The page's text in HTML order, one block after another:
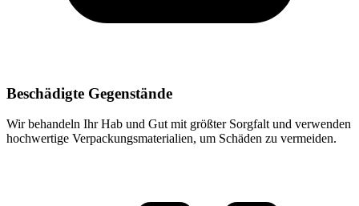
Beschädigte Gegenstände
Wir behandeln Ihr Hab und Gut mit größter Sorgfalt und verwenden
hochwertige Verpackungsmaterialien, um Schäden zu vermeiden.